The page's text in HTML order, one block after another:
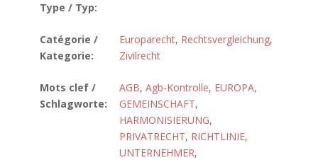
Type / Typ:
Catégorie /
Kategorie:
Europarecht, Rechtsvergleichung,
Zivilrecht
Mots clef /
Schlagworte:
AGB, Agb-Kontrolle, EUROPA,
GEMEINSCHAFT,
HARMONISIERUNG,
PRIVATRECHT, RICHTLINIE,
UNTERNEHMER,